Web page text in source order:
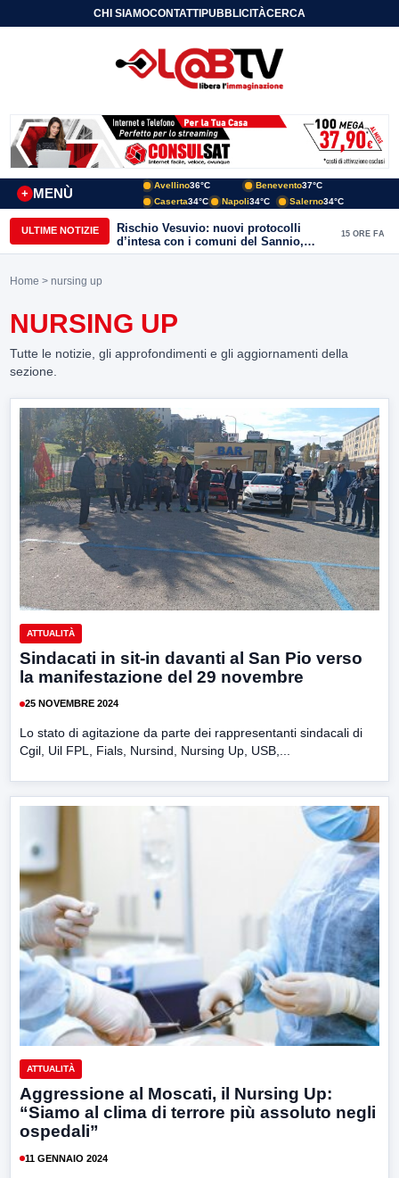
CHI SIAMOCONTATTIPUBBLICITÀCERCA
MENÙ
+
Avellino36°C Benevento37°C
Caserta34°C Napoli34°C Salerno34°C
ULTIME NOTIZIE
Rischio Vesuvio: nuovi protocolli
d’intesa con i comuni del Sannio,
firmato il protocollo con Arpaise
15 ORE FA
Home > nursing up
NURSING UP
Tutte le notizie, gli approfondimenti e gli aggiornamenti della
sezione.
ATTUALITÀ
Sindacati in sit-in davanti al San Pio verso
la manifestazione del 29 novembre
25 NOVEMBRE 2024
Lo stato di agitazione da parte dei rappresentanti sindacali di
Cgil, Uil FPL, Fials, Nursind, Nursing Up, USB,...
ATTUALITÀ
Aggressione al Moscati, il Nursing Up:
“Siamo al clima di terrore più assoluto negli
ospedali”
11 GENNAIO 2024